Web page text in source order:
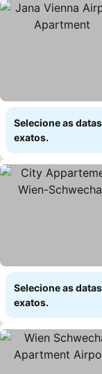
Selecione as
exatos.
Selecione as
exatos.